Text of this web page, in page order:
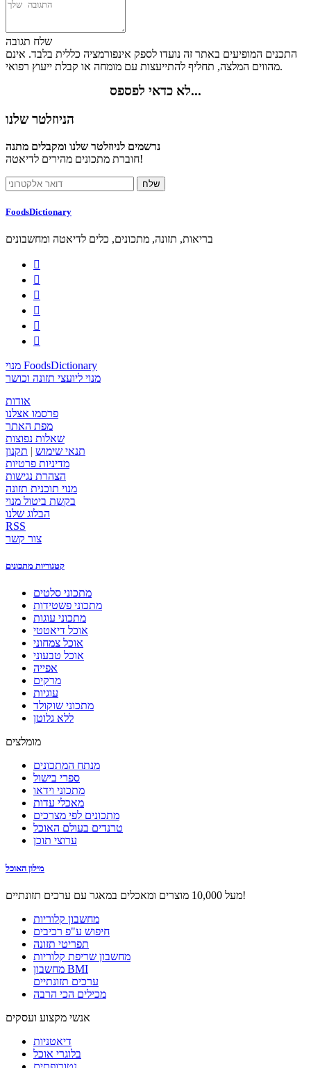
שלח תגובה
התכנים המופיעים באתר זה נועדו לספק אינפורמציה כללית בלבד. אינם
מהווים המלצה, תחליף להתייעצות עם מומחה או קבלת ייעוץ רפואי.
לא כדאי לפספס...
הניוזלטר שלנו
נרשמים לניוזלטר שלנו ומקבלים מתנה
חוברת מתכונים מהירים לדיאטה!
FoodsDictionary
בריאות, תזונה, מתכונים, כלים לדיאטה ומחשבונים






מנוי FoodsDictionary
מנוי ליועצי תזונה וכושר
אודות
פרסמו אצלנו
מפת האתר
שאלות נפוצות
תנאי שימוש | תקנון
מדיניות פרטיות
הצהרת נגישות
מנוי תוכנית תזונה
בקשת ביטול מנוי
הבלוג שלנו
RSS
צור קשר
קטגוריות מתכונים
מתכוני סלטים
מתכוני פשטידות
מתכוני עוגות
אוכל דיאטטי
אוכל צמחוני
אוכל טבעוני
אפייה
מרקים
עוגיות
מתכוני שוקולד
ללא גלוטן
מומלצים
מנתח המתכונים
ספרי בישול
מתכוני וידאו
מאכלי עדות
מתכונים לפי מצרכים
טרנדים בעולם האוכל
ערוצי תוכן
מילון האוכל
מעל 10,000 מוצרים ומאכלים במאגר עם ערכים תזונתיים!
מחשבון קלוריות
חיפוש ע"פ רכיבים
תפריטי תזונה
מחשבון שריפת קלוריות
מחשבון BMI
ערכים תזונתיים
מכילים הכי הרבה
אנשי מקצוע ועסקים
דיאטניות
בלוגרי אוכל